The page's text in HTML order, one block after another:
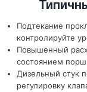
Подтекание
контролируйте
Повышенный
состоянием
Дизельный стук
регулировку